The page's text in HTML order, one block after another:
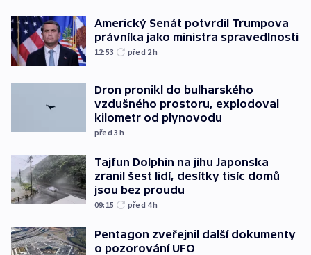
Americký Senát potvrdil Trumpova
právníka jako ministra spravedlnosti
12:53 před 2h
Dron pronikl do bulharského
vzdušného prostoru, explodoval
kilometr od plynovodu
před 3h
Tajfun Dolphin na jihu Japonska
zranil šest lidí, desítky tisíc domů
jsou bez proudu
09:15 před 4h
Pentagon zveřejnil další dokumenty
o pozorování UFO